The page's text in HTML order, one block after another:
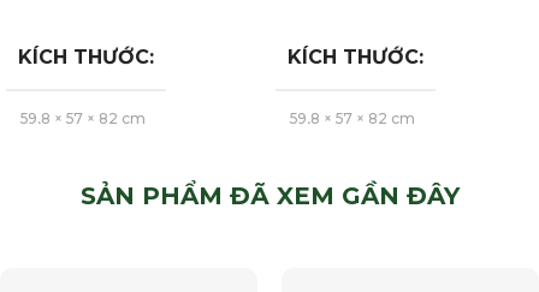
KÍCH THƯỚC
59,8 × 57 × 82 cm
BRAND
KÍCH THƯỚC
59,8 × 57 × 82 cm
BRAND Hafele
SẢN PHẨM ĐÃ XEM GẦN ĐÂY